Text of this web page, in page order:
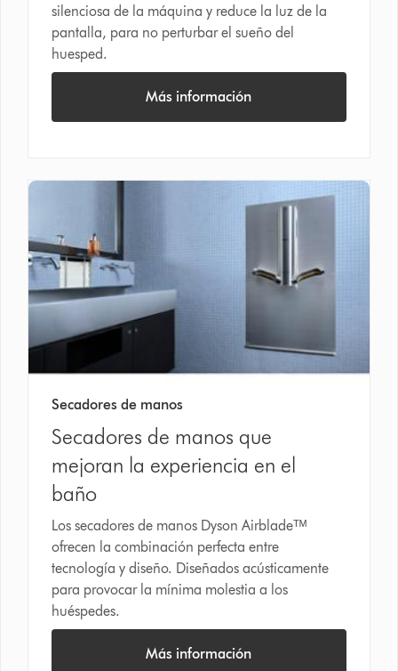
silenciosa de la máquina y reduce la luz de la
pantalla, para no perturbar el sueño del
huesped.
Más información
Secadores de manos
Secadores de manos que
mejoran la experiencia en el
baño
Los secadores de manos Dyson Airbladeᵀᴹ
ofrecen la combinación perfecta entre
tecnología y diseño. Diseñados acústicamente
para provocar la mínima molestia a los
huéspedes.
Más información